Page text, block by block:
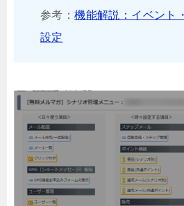
参考：機能解説：イベント
設定